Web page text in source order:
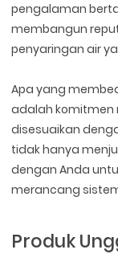
pengalaman
membangun
penyaringan air
Apa yang
adalah komitmen
disesuaikan
tidak hanya
dengan Anda
merancang
Produk